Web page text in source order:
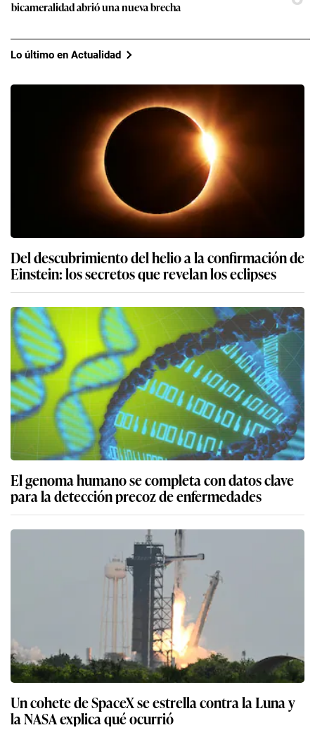
bicameralidad abrió una nueva brecha
Lo último en Actualidad
Del descubrimiento del helio a la confirmación de
Einstein: los secretos que revelan los eclipses
El genoma humano se completa con datos clave
para la detección precoz de enfermedades
Un cohete de SpaceX se estrella contra la Luna y
la NASA explica qué ocurrió